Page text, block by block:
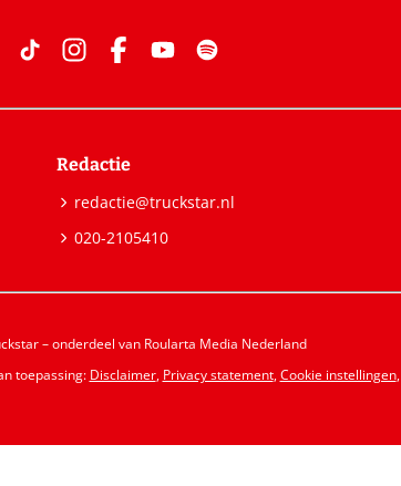
Redactie
redactie@truckstar.nl
020-2105410
– onderdeel van Roularta Media Nederland
toepassing: Disclaimer, Privacy statement,Cookie instellingen,